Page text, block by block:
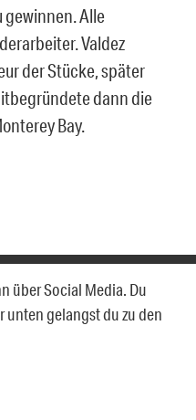
gewinnen. Alle
Valdez
der Stücke, später
dann die
Bay.
über Social Media. Du
unten gelangst du zu den